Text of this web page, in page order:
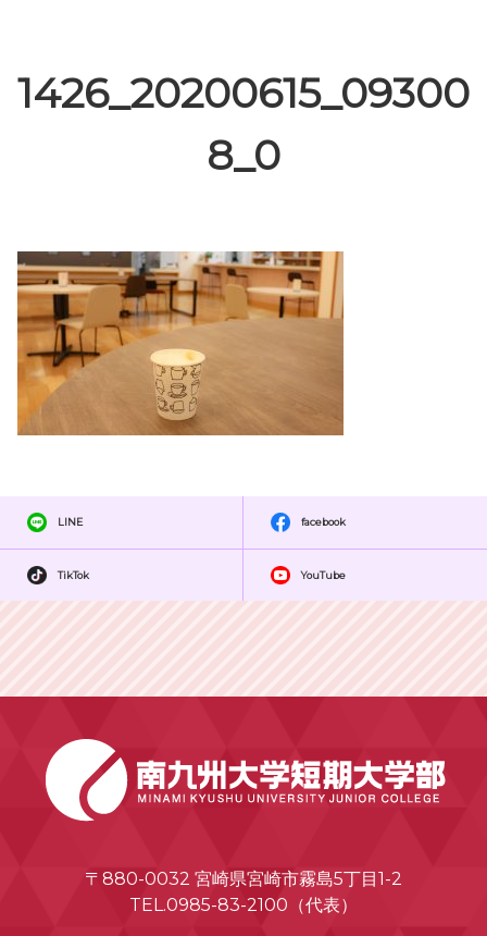
1426_20200615_09300
8_0
LINE facebook
TikTok YouTube
〒880-0032 宮崎県宮崎市霧島5丁目1-2
TEL.0985-83-2100（代表）